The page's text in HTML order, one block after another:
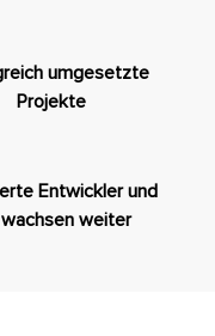
umgesetzte
Projekte
Entwickler und
weiter